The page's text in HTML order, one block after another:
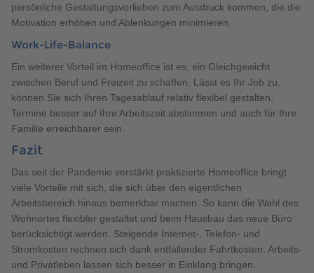
persönliche Gestaltungsvorlieben zum Ausdruck kommen, die die
Motivation erhöhen und Ablenkungen minimieren.
Work-Life-Balance
Ein weiterer Vorteil im Homeoffice ist es, ein Gleichgewicht
zwischen Beruf und Freizeit zu schaffen. Lässt es Ihr Job zu,
können Sie sich Ihren Tagesablauf relativ flexibel gestalten,
Termine besser auf Ihre Arbeitszeit abstimmen und auch für Ihre
Familie erreichbarer sein.
Fazit
Das seit der Pandemie verstärkt praktizierte Homeoffice bringt
viele Vorteile mit sich, die sich über den eigentlichen
Arbeitsbereich hinaus bemerkbar machen. So kann die Wahl des
Wohnortes flexibler gestaltet und beim Hausbau das neue Büro
berücksichtigt werden. Steigende Internet-, Telefon- und
Stromkosten rechnen sich dank entfallender Fahrtkosten. Arbeits-
und Privatleben lassen sich besser in Einklang bringen.